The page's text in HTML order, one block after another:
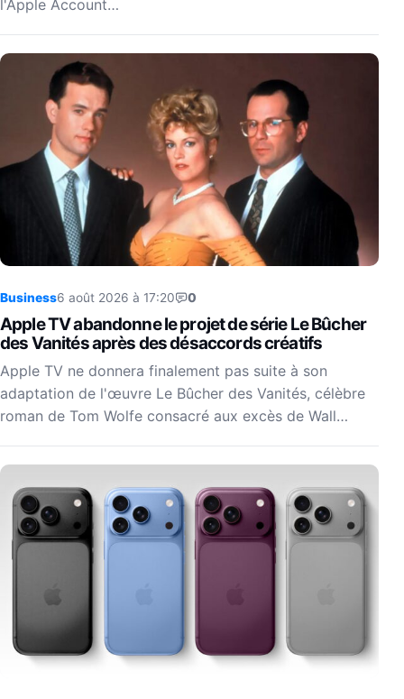
l'Apple Account…
Business6 août 2026 à 17:20 0
Apple TV abandonne le projet de série Le Bûcher
des Vanités après des désaccords créatifs
Apple TV ne donnera finalement pas suite à son
adaptation de l'œuvre Le Bûcher des Vanités, célèbre
roman de Tom Wolfe consacré aux excès de Wall…